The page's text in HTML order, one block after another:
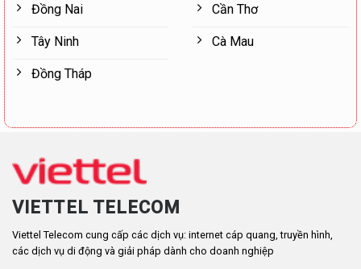
Đồng Nai
Tây Ninh
Đồng Tháp
Cần Thơ
Cà Mau
VIETTEL TELECOM
Viettel Telecom cung cấp các dịch vụ: internet cáp quang, truyền hình,
các dịch vụ di động và giải pháp dành cho doanh nghiệp